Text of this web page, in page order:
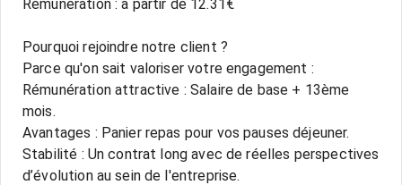
Rémunération : à partir de 12.31€
Pourquoi rejoindre notre client ?
Parce qu'on sait valoriser votre engagement :
Rémunération attractive : Salaire de base + 13ème
mois.
Avantages : Panier repas pour vos pauses déjeuner.
Stabilité : Un contrat long avec de réelles perspectives
d’évolution au sein de l'entreprise.